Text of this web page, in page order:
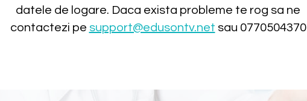
datele de logare. Daca exista probleme te rog sa ne
contactezi pe support@edusontv.net sau 0770504370